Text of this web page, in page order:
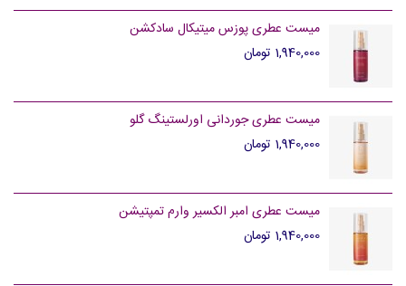
میست عطری پوزس میتیکال سادکشن
1,940,000 تومان
میست عطری جوردانی اورلستینگ گلو
1,940,000 تومان
میست عطری امبر الکسیر وارم تمپتیشن
1,940,000 تومان